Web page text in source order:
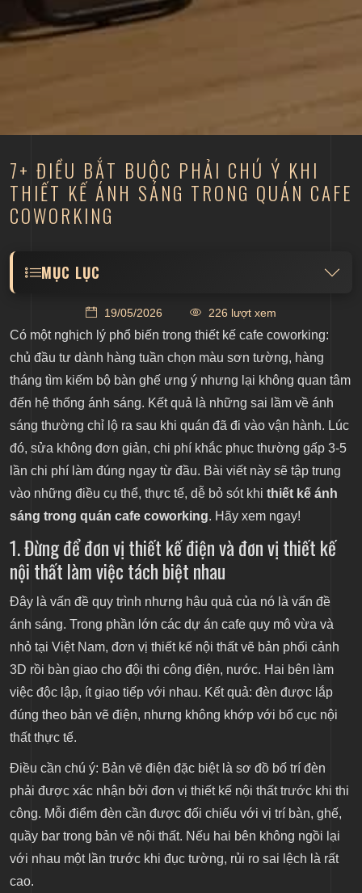
7+ ĐIỀU BẮT BUỘC PHẢI CHÚ Ý KHI
THIẾT KẾ ÁNH SÁNG TRONG QUÁN CAFE
COWORKING
MỤC LỤC
nội thất làm việc tách biệt nhau
góc khuất hoặc cột nhà
3. Ánh sáng tự nhiên ban ngày có sự thay đổi
4. Đừng đánh giá thấp ảnh hưởng của màu sắc
5. Chú ý đến trải nghiệm ánh sáng khi khách nhìn
vào từ ngoài
6. Vấn đề nhiệt độ từ đèn trong không gian kín điều
hòa
7. Ánh sáng ảnh hưởng đến trải nghiệm chụp ảnh
8. Chú ý đặc biệt với khu vực chuyển tiếp giữa các
9. Lên kế hoạch bảo trì ánh sáng ngay từ khi thiết
19/05/2026 226 lượt xem
Có một nghịch lý phổ biến trong thiết kế cafe coworking:
chủ đầu tư dành hàng tuần chọn màu sơn tường, hàng
tháng tìm kiếm bộ bàn ghế ưng ý nhưng lại không quan tâm
đến hệ thống ánh sáng. Kết quả là những sai lầm về ánh
sáng thường chỉ lộ ra sau khi quán đã đi vào vận hành. Lúc
đó, sửa không đơn giản, chi phí khắc phục thường gấp 3-5
lần chi phí làm đúng ngay từ đầu. Bài viết này sẽ tập trung
vào những điều cụ thể, thực tế, dễ bỏ sót khi thiết kế ánh
sáng trong quán cafe coworking. Hãy xem ngay!
1. Đừng để đơn vị thiết kế điện và đơn vị thiết kế
nội thất làm việc tách biệt nhau
Đây là vấn đề quy trình nhưng hậu quả của nó là vấn đề
ánh sáng. Trong phần lớn các dự án cafe quy mô vừa và
nhỏ tại Việt Nam, đơn vị thiết kế nội thất vẽ bản phối cảnh
3D rồi bàn giao cho đội thi công điện, nước. Hai bên làm
việc độc lập, ít giao tiếp với nhau. Kết quả: đèn được lắp
đúng theo bản vẽ điện, nhưng không khớp với bố cục nội
thất thực tế.
Điều cần chú ý: Bản vẽ điện đặc biệt là sơ đồ bố trí đèn
phải được xác nhận bởi đơn vị thiết kế nội thất trước khi thi
công. Mỗi điểm đèn cần được đối chiếu với vị trí bàn, ghế,
quầy bar trong bản vẽ nội thất. Nếu hai bên không ngồi lại
với nhau một lần trước khi đục tường, rủi ro sai lệch là rất
cao.